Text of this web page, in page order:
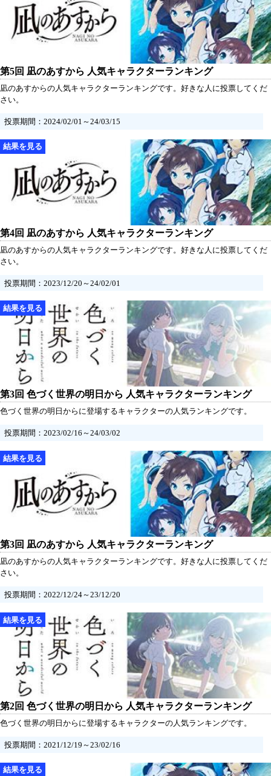
第5回 凪のあすから 人気キャラクターランキング
凪のあすからの人気キャラクターランキングです。好きな人に投票してくだ
さい。
投票期間：2024/02/01～24/03/15
第4回 凪のあすから 人気キャラクターランキング
凪のあすからの人気キャラクターランキングです。好きな人に投票してくだ
さい。
投票期間：2023/12/20～24/02/01
第3回 色づく世界の明日から 人気キャラクターランキング
色づく世界の明日からに登場するキャラクターの人気ランキングです。
投票期間：2023/02/16～24/03/02
第3回 凪のあすから 人気キャラクターランキング
凪のあすからの人気キャラクターランキングです。好きな人に投票してくだ
さい。
投票期間：2022/12/24～23/12/20
第2回 色づく世界の明日から 人気キャラクターランキング
色づく世界の明日からに登場するキャラクターの人気ランキングです。
投票期間：2021/12/19～23/02/16